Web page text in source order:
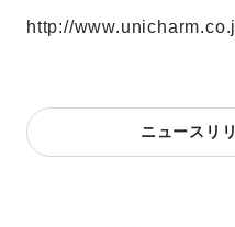
http://
ニュースリ